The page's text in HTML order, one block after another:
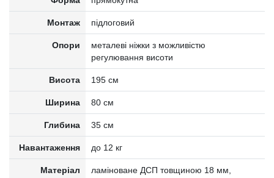
Монтаж підлоговий
Опори
металеві ніжки з можливістю
регулювання висоти
Висота 195 см
Ширина 80 см
Глибина 35 см
Навантаження до 12 кг
Матеріал
ламіноване ДСП товщиною 18 мм,